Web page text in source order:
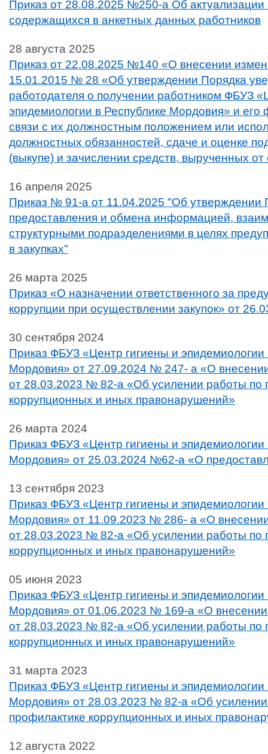
Приказ от 28.08.2025 №250-а Об актуализации
содержащихся в анкетных данных работников
28 августа 2025
Приказ от 22.08.2025 №140 «О внесении
15.01.2015 № 28 «Об утверждении Порядка
работодателя о получении работником ФБУЗ
эпидемиологии в Республике Мордовия» и его
связи с их должностным положением или
должностных обязанностей, сдаче и оценке
(выкупе) и зачислении средств, вырученных от
16 апреля 2025
Приказ № 91-а от 11.04.2025 "Об утверждении
предоставления и обмена информацией,
структурными подразделениями в целях
в закупках"
26 марта 2025
Приказ «О назначении ответственного за
коррупции при осуществлении закупок» от
30 сентября 2024
Приказ ФБУЗ «Центр гигиены и эпидемиологии
Мордовия» от 27.09.2024 № 247- а «О
от 28.03.2023 № 82-а «Об усилении работы по
коррупционных и иных правонарушений»
26 марта 2024
Приказ ФБУЗ «Центр гигиены и эпидемиологии
Мордовия» от 25.03.2024 №62-а «О
13 сентября 2023
Приказ ФБУЗ «Центр гигиены и эпидемиологии
Мордовия» от 11.09.2023 № 286- а «О
от 28.03.2023 № 82-а «Об усилении работы по
коррупционных и иных правонарушений»
05 июня 2023
Приказ ФБУЗ «Центр гигиены и эпидемиологии
Мордовия» от 01.06.2023 № 169-а «О внесении
от 28.03.2023 № 82-а «Об усилении работы по
коррупционных и иных правонарушений»
31 марта 2023
Приказ ФБУЗ «Центр гигиены и эпидемиологии
Мордовия» от 28.03.2023 № 82-а «Об
профилактике коррупционных и иных
12 августа 2022